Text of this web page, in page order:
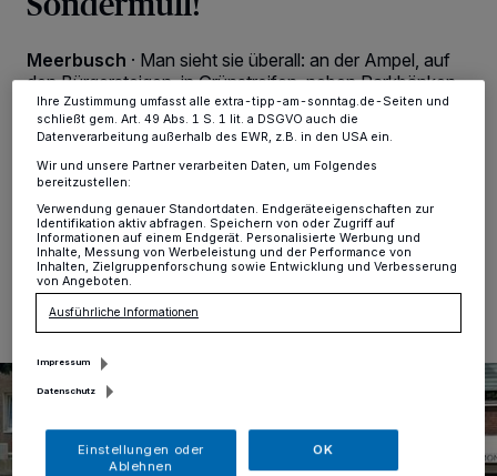
Meerbusch · Man sieht sie überall: an der Ampel, auf
den Bürgersteigen, in Grünstreifen, neben Parkbänken
und in den Buchten am Rhein. Die Rede ist von
Zigarettenstummeln. Der BUND Meerbusch hat kürzlich
weggeworfene Kippen eingesammelt – mit
frustrierendem Ergebnis.
24.07.2025 , 22:56 Uhr Eine Minute Lesezeit
ändern oder Ihre Einwilligung zu widerrufen, indem Sie auf den Link
Ihre Einstellungen gelten innerhalb unseres Website. Weitere
Informationen finden Sie in unserer Datenschutzerklärung.
Ihre Zustimmung umfasst alle extra-tipp-am-sonntag.de-Seiten und
schließt gem. Art. 49 Abs. 1 S. 1 lit. a DSGVO auch die
Datenverarbeitung außerhalb des EWR, z.B. in den USA ein.
Wir und unsere Partner verarbeiten Daten, um Folgendes
bereitzustellen:
Verwendung genauer Standortdaten. Endgeräteeigenschaften zur
Identifikation aktiv abfragen. Speichern von oder Zugriff auf
Informationen auf einem Endgerät. Personalisierte Werbung und
Inhalte, Messung von Werbeleistung und der Performance von
Inhalten, Zielgruppenforschung sowie Entwicklung und Verbesserung
von Angeboten.
Ausführliche Informationen
Impressum
Datenschutz
Einstellungen oder
Ablehnen
OK